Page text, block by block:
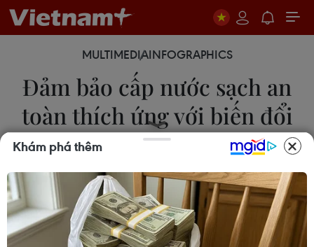
MULTIMEDIAINFOGRAPHICS
Đảm bảo cấp nước sạch an
toàn thích ứng với biến đổi
khí hậu
29/04/2024 13:48
Các hoạt động hưởng ứng Tuần lễ Quốc gia Nước
sạch và vệ sinh môi trường năm 2024 diễn ra từ
Khám phá thêm